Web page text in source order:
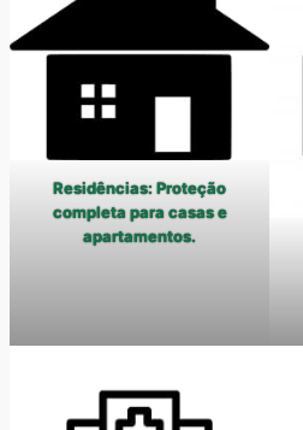
Residências: Proteção
completa para casas e
apartamentos.